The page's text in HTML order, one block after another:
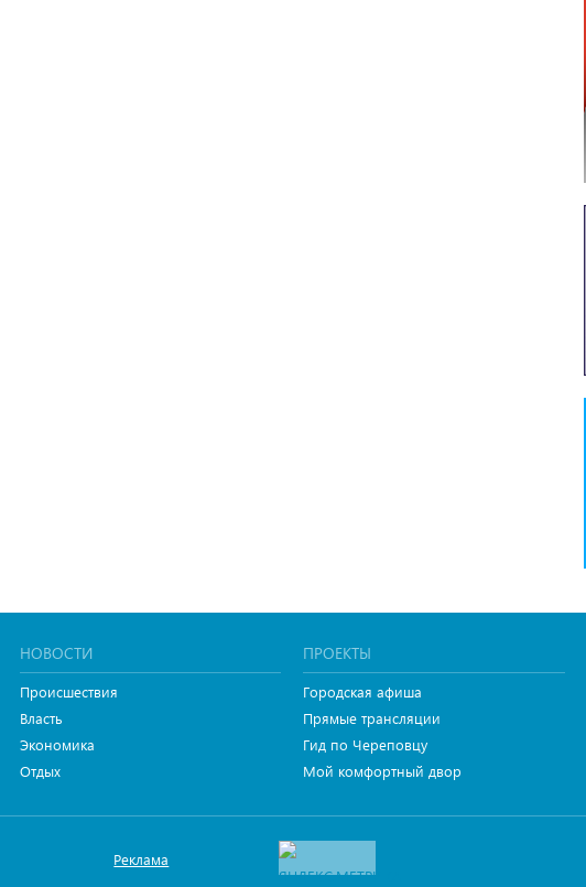
НОВОСТИ
Происшествия
Власть
Экономика
Отдых
ПРОЕКТЫ
Городская афиша
Прямые трансляции
Гид по Череповцу
Мой комфортный двор
Реклама